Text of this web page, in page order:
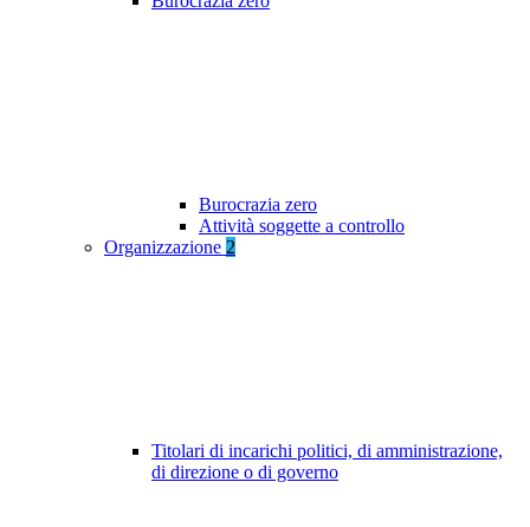
Burocrazia zero
Attività soggette a controllo
Organizzazione 2
Titolari di incarichi politici, di amministrazione,
di direzione o di governo